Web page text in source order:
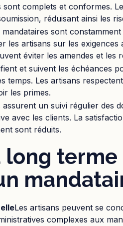
complets et conformes.
réduisant ainsi les
mandataires sont
les artisans sur les exigences
éviter les amendes et les
et suivent les échéances
temps. Les artisans
les primes.
assurent un suivi régulier des
avec les clients. La
sont réduits.
long terme
Les artisans peuvent se
complexes aux